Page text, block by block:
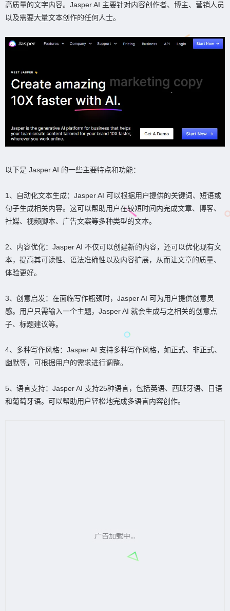
高质量的文字内容。Jasper AI 主要针对内容创作者、博主、营销人员
以及需要大量文本创作的任何人士。
以下是 Jasper AI 的一些主要特点和功能：
1、自动化文本生成：Jasper AI 可以根据用户提供的关键词、短语或
句子生成相关内容。这可以帮助用户在较短时间内完成文章、博客、
社媒、视频脚本、广告文案等多种类型的文本。
2、内容优化：Jasper AI 不仅可以创建新的内容，还可以优化现有文
本，提高其可读性、语法准确性以及内容扩展，从而让文章的质量、
体验更好。
3、创意启发：在面临写作瓶颈时，Jasper AI 可为用户提供创意灵
感。用户只需输入一个主题，Jasper AI 就会生成与之相关的创意点
子、标题建议等。
4、多种写作风格：Jasper AI 支持多种写作风格，如正式、非正式、
幽默等，可根据用户的需求进行调整。
5、语言支持：Jasper AI 支持25种语言，包括英语、西班牙语、日语
和葡萄牙语。可以帮助用户轻松地完成多语言内容创作。